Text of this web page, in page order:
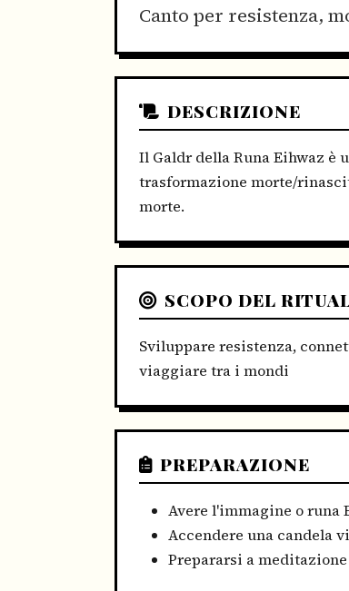
Canto per resistenza,
DESCRIZIONE
Il Galdr della Runa Eihwaz è
trasformazione morte/
morte.
SCOPO DEL
Sviluppare resistenza,
viaggiare tra i mondi
PREPARAZIONE
Avere l'immagine o runa
Accendere una candela
Prepararsi a